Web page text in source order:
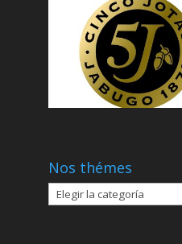
Nos thémes
Nos
thémes